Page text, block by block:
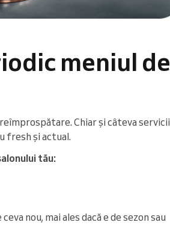
meniul de
Chiar și câteva servicii
fresh și actual.
tău:
nou, mai ales dacă e de sezon sau